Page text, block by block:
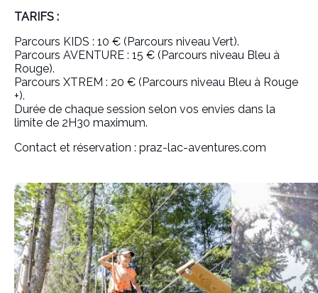
TARIFS :
Parcours KIDS : 10 € (Parcours niveau Vert).
Parcours AVENTURE : 15 € (Parcours niveau Bleu à
Rouge).
Parcours XTREM : 20 € (Parcours niveau Bleu à Rouge
+).
Durée de chaque session selon vos envies dans la
limite de 2H30 maximum.
Contact et réservation : praz-lac-aventures.com